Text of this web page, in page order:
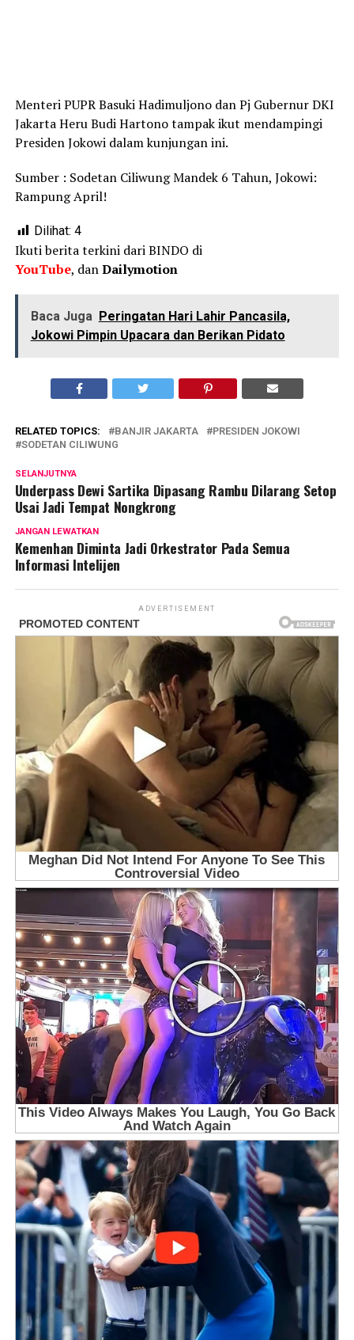
Menteri PUPR Basuki Hadimuljono dan Pj Gubernur DKI
Jakarta Heru Budi Hartono tampak ikut mendampingi
Presiden Jokowi dalam kunjungan ini.
Sumber : Sodetan Ciliwung Mandek 6 Tahun, Jokowi:
Rampung April!
Dilihat: 4
Ikuti berita terkini dari BINDO di
YouTube, danDailymotion
Baca Juga Peringatan Hari Lahir Pancasila,
Jokowi Pimpin Upacara dan Berikan Pidato
RELATED TOPICS: BANJIR JAKARTA
PRESIDEN JOKOWI
SODETAN CILIWUNG
SELANJUTNYA
Underpass Dewi Sartika Dipasang Rambu Dilarang Setop
Usai Jadi Tempat Nongkrong
JANGAN LEWATKAN
Kemenhan Diminta Jadi Orkestrator Pada Semua
Informasi Intelijen
ADVERTISEMENT